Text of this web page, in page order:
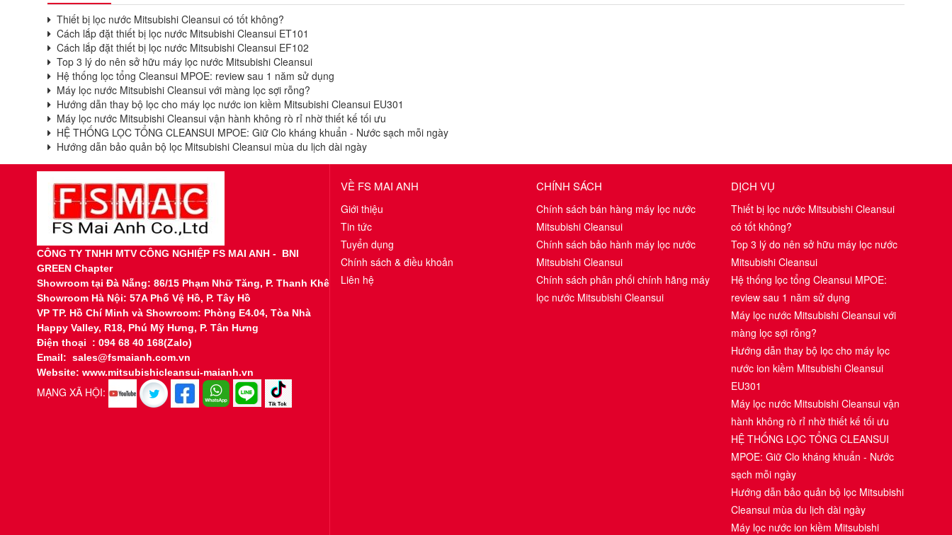
Thiết bị lọc nước Mitsubishi Cleansui có tốt không?
Cách lắp đặt thiết bị lọc nước Mitsubishi Cleansui ET101
Cách lắp đặt thiết bị lọc nước Mitsubishi Cleansui EF102
Top 3 lý do nên sở hữu máy lọc nước Mitsubishi Cleansui
Hệ thống lọc tổng Cleansui MPOE: review sau 1 năm sử dụng
Máy lọc nước Mitsubishi Cleansui với màng lọc sợi rỗng?
Hướng dẫn thay bộ lọc cho máy lọc nước ion kiềm Mitsubishi Cleansui EU301
Máy lọc nước Mitsubishi Cleansui vận hành không rò rỉ nhờ thiết kế tối ưu
HỆ THỐNG LỌC TỔNG CLEANSUI MPOE: Giữ Clo kháng khuẩn - Nước sạch mỗi ngày
Hướng dẫn bảo quản bộ lọc Mitsubishi Cleansui mùa du lịch dài ngày
CÔNG TY TNHH MTV CÔNG NGHIỆP FS MAI ANH - BNI
GREEN Chapter
Showroom tạiĐà Nẵng: 86/15 Phạm Nhữ Tăng, P. Thanh Khê
Showroom Hà Nội: 57A Phố Vệ Hồ, P. Tây Hồ
VP TP. Hồ Chí Minh và Showroom: Phòng E4.04, Tòa Nhà
Happy Valley, R18, Phú Mỹ Hưng, P. Tân Hưng
Điện thoại : 094 68 40 168(Zalo)
Email: sales@fsmaianh.com.vn
Website: www.mitsubishicleansui-maianh.vn
MẠNG XÃ HỘI:
VỀ FS MAI ANH
Giới thiệu
Tin tức
Tuyển dụng
Chính sách & điều khoản
Liên hệ
CHÍNH SÁCH
Chính sách bán hàng máy lọc nước
Mitsubishi Cleansui
Chính sách bảo hành máy lọc nước
Mitsubishi Cleansui
Chính sách phân phối chính hãng máy
lọc nước Mitsubishi Cleansui
DỊCH VỤ
Thiết bị lọc nước Mitsubishi Cleansui
có tốt không?
Top 3 lý do nên sở hữu máy lọc nước
Mitsubishi Cleansui
Hệ thống lọc tổng Cleansui MPOE:
review sau 1 năm sử dụng
Máy lọc nước Mitsubishi Cleansui với
màng lọc sợi rỗng?
Hướng dẫn thay bộ lọc cho máy lọc
nước ion kiềm Mitsubishi Cleansui
EU301
Máy lọc nước Mitsubishi Cleansui vận
hành không rò rỉ nhờ thiết kế tối ưu
HỆ THỐNG LỌC TỔNG CLEANSUI
MPOE: Giữ Clo kháng khuẩn - Nước
sạch mỗi ngày
Hướng dẫn bảo quản bộ lọc Mitsubishi
Cleansui mùa du lịch dài ngày
Máy lọc nước ion kiềm Mitsubishi